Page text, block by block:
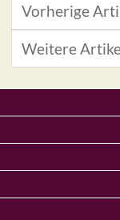
Vorherige
Weitere